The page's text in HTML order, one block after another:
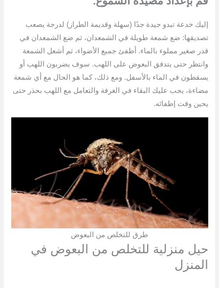
إليك خدعة تبدو جيدة جدًا (سهلة وقديمة الطراز) لدرجة يصعب
تصديقها: ضع شمعة طويلة في الشمعدان، ثم ضع الشمعدان في
قدر صغير مملوء بالماء. أطفئ جميع الأضواء، ثم أشعل الشمعة
وانتظر حتى يتدفق البعوض على اللهب. سوف يضربون اللهب أو
يسقطون في الماء بالأسفل. ومع ذلك، كما هو الحال مع أي شمعة
مضاءة، يجب عليك البقاء في الغرفة والتعامل مع اللهب بحذر حتى
يحين وقت إطفائه.
طرق للتخلص من البعوض
حيل منزلية للتخلص من البعوض في
المنزل